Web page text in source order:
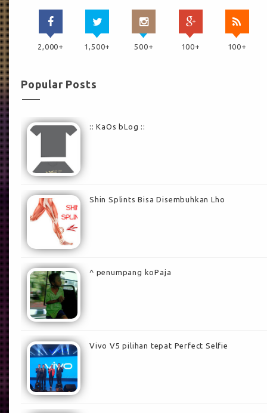
2,000+ 1,500+ 500+ 100+ 100+
Popular Posts
:: KaOs bLog ::
Shin Splints Bisa Disembuhkan Lho
^ penumpang koPaja
Vivo V5 pilihan tepat Perfect Selfie